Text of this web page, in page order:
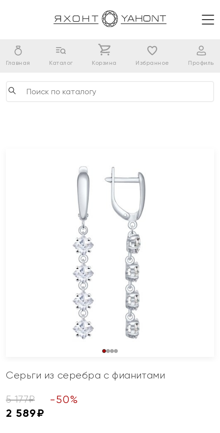
Главная Каталог Корзина Избранное Профиль
Серьги из серебра с фианитами
5 177₽ -50%
2 589₽